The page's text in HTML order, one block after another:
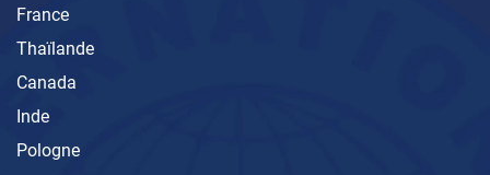
France
Thaïlande
Canada
Inde
Pologne